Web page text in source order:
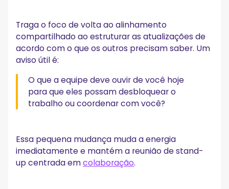
Traga o foco de volta ao alinhamento
compartilhado ao estruturar as atualizações de
acordo com o que os outros precisam saber. Um
aviso útil é:
O que a equipe deve ouvir de você hoje
para que eles possam desbloquear o
trabalho ou coordenar com você?
Essa pequena mudança muda a energia
imediatamente e mantém a reunião de stand-
up centrada emcolaboração.